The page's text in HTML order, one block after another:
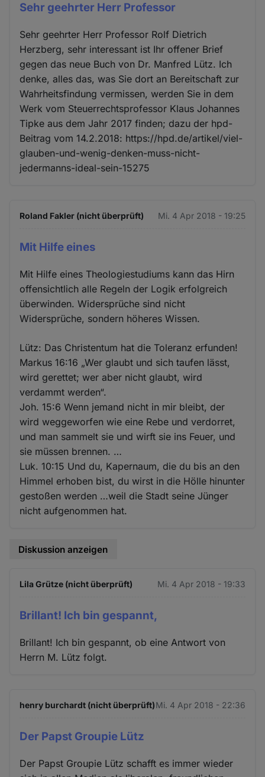
Sehr geehrter Herr Professor
Sehr geehrter Herr Professor Rolf Dietrich
Herzberg, sehr interessant ist Ihr offener Brief
gegen das neue Buch von Dr. Manfred Lütz. Ich
denke, alles das, was Sie dort an Bereitschaft zur
Wahrheitsfindung vermissen, werden Sie in dem
Werk vom Steuerrechtsprofessor Klaus Johannes
Tipke aus dem Jahr 2017 finden; dazu der hpd-
Beitrag vom 14.2.2018: https://hpd.de/artikel/viel-
glauben-und-wenig-denken-muss-nicht-
jedermanns-ideal-sein-15275
Roland Fakler (nicht überprüft) Mi. 4 Apr 2018 - 19:25
Mit Hilfe eines
Mit Hilfe eines Theologiestudiums kann das Hirn
offensichtlich alle Regeln der Logik erfolgreich
überwinden. Widersprüche sind nicht
Widersprüche, sondern höheres Wissen.
Lütz: Das Christentum hat die Toleranz erfunden!
Markus 16:16 „Wer glaubt und sich taufen lässt,
wird gerettet; wer aber nicht glaubt, wird
verdammt werden“.
Joh. 15:6 Wenn jemand nicht in mir bleibt, der
wird weggeworfen wie eine Rebe und verdorret,
und man sammelt sie und wirft sie ins Feuer, und
sie müssen brennen. …
Luk. 10:15 Und du, Kapernaum, die du bis an den
Himmel erhoben bist, du wirst in die Hölle hinunter
gestoßen werden …weil die Stadt seine Jünger
nicht aufgenommen hat.
Diskussion anzeigen
Lila Grütze (nicht überprüft) Mi. 4 Apr 2018 - 19:33
Brillant! Ich bin gespannt,
Brillant! Ich bin gespannt, ob eine Antwort von
Herrn M. Lütz folgt.
henry burchardt (nicht überprüft)Mi. 4 Apr 2018 - 22:36
Der Papst Groupie Lütz
Der Papst Groupie Lütz schafft es immer wieder